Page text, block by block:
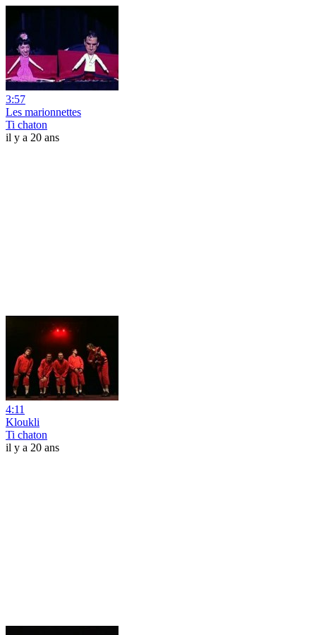
3:57
Les marionnettes
Ti chaton
il y a 20 ans
4:11
Kloukli
Ti chaton
il y a 20 ans